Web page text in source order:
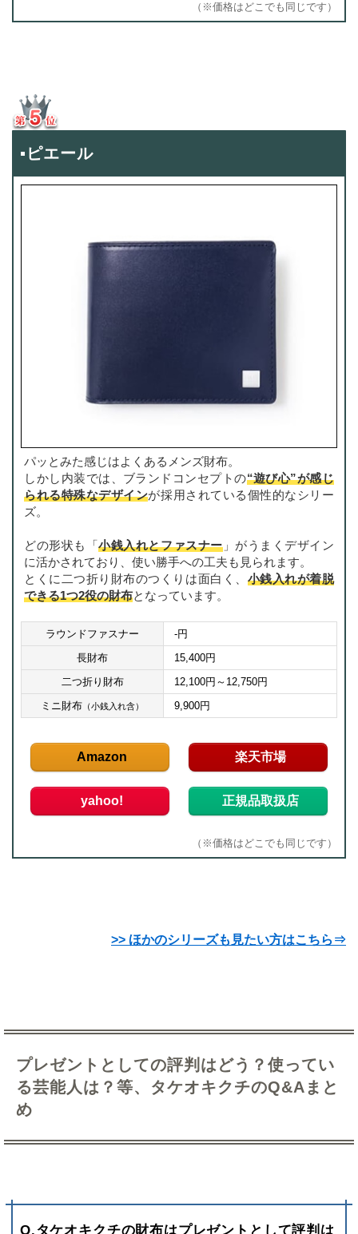
（※価格はどこでも同じです）
▪ピエール
パッとみた感じはよくあるメンズ財布。
しかし内装では、ブランドコンセプトの“遊び心”が感じ
られる特殊なデザインが採用されている個性的なシリー
ズ。
どの形状も「小銭入れとファスナー」がうまくデザイン
に活かされており、使い勝手への工夫も見られます。
とくに二つ折り財布のつくりは面白く、 小銭入れが着脱
できる1つ2役の財布となっています。
ラウンドファスナー
-円
長財布
15,400円
二つ折り財布
12,100円～12,750円
ミニ財布 （小銭入れ含） 9,900円
Amazon 楽天市場
yahoo! 正規品取扱店
（※価格はどこでも同じです）
>> ほかのシリーズも見たい方はこちら⇒
プレゼントとしての評判はどう？使ってい
る芸能人は？等、タケオキクチのQ&Aまと
め
Q.タケオキクチの財布はプレゼントとして評判は